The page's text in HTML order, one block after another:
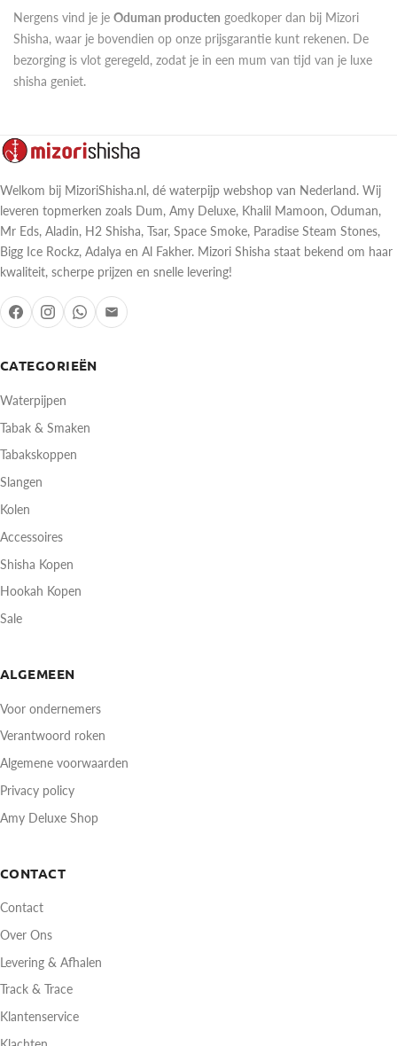
Nergens vind je je Oduman producten goedkoper dan bij Mizori
Shisha, waar je bovendien op onze prijsgarantie kunt rekenen. De
bezorging is vlot geregeld, zodat je in een mum van tijd van je luxe
shisha geniet.
CATEGORIEËN
Waterpijpen
Tabak & Smaken
Tabakskoppen
Slangen
Kolen
Accessoires
Shisha Kopen
Hookah Kopen
Sale
ALGEMEEN
Voor ondernemers
Verantwoord roken
Algemene voorwaarden
Privacy policy
Amy Deluxe Shop
CONTACT
Contact
Over Ons
Levering & Afhalen
Track & Trace
Klantenservice
Welkom bij MizoriShisha.nl, dé waterpijp webshop van Nederland. Wij
leveren topmerken zoals Dum, Amy Deluxe, Khalil Mamoon, Oduman,
Mr Eds, Aladin, H2 Shisha, Tsar, Space Smoke, Paradise Steam Stones,
Bigg Ice Rockz, Adalya en Al Fakher. Mizori Shisha staat bekend om haar
kwaliteit, scherpe prijzen en snelle levering!